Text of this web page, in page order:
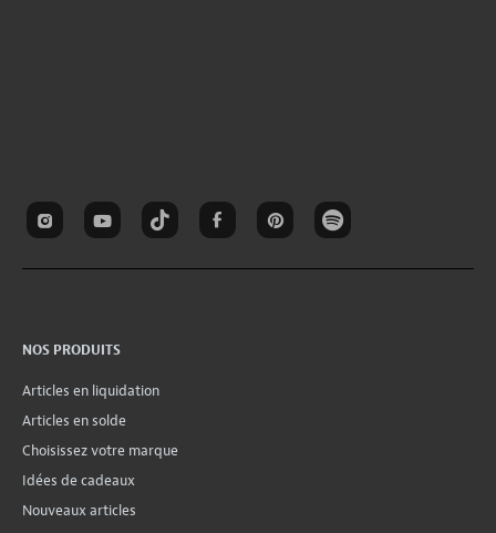
NOS PRODUITS
Articles en liquidation
Articles en solde
Choisissez votre marque
Idées de cadeaux
Nouveaux articles